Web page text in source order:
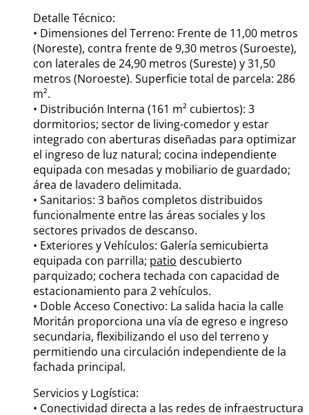
Detalle Técnico:
• Dimensiones del Terreno: Frente de 11,00 metros
(Noreste), contra frente de 9,30 metros (Suroeste),
con laterales de 24,90 metros (Sureste) y 31,50
metros (Noroeste). Superficie total de parcela: 286
m².
• Distribución Interna (161 m² cubiertos): 3
dormitorios; sector de living-comedor y estar
integrado con aberturas diseñadas para optimizar
el ingreso de luz natural; cocina independiente
equipada con mesadas y mobiliario de guardado;
área de lavadero delimitada.
• Sanitarios: 3 baños completos distribuidos
funcionalmente entre las áreas sociales y los
sectores privados de descanso.
• Exteriores y Vehículos: Galería semicubierta
equipada con parrilla; patio descubierto
parquizado; cochera techada con capacidad de
estacionamiento para 2 vehículos.
• Doble Acceso Conectivo: La salida hacia la calle
Moritán proporciona una vía de egreso e ingreso
secundaria, flexibilizando el uso del terreno y
permitiendo una circulación independiente de la
fachada principal.
Servicios y Logística:
• Conectividad directa a las redes de infraestructura